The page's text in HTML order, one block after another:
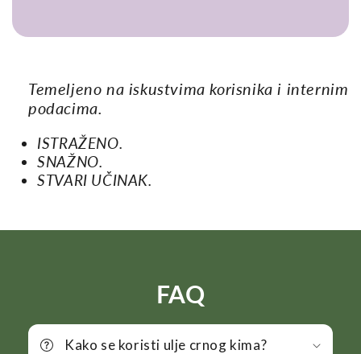
Temeljeno na iskustvima korisnika i internim
podacima.
ISTRAŽENO.
SNAŽNO.
STVARI UČINAK.
FAQ
Kako se koristi ulje crnog kima?